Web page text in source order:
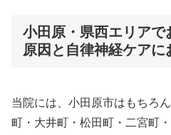
小田原・県西エリアで
原因と自律神経ケアに
当院には、小田原市はもちろ
町・大井町・松田町・二宮町